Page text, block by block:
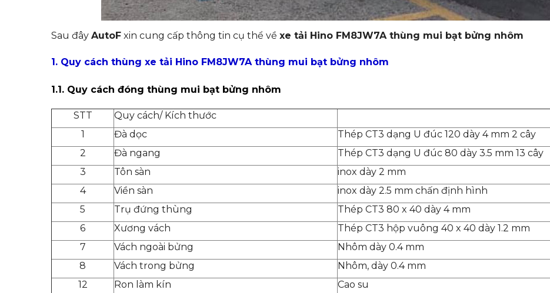
Sau đây AutoF xin cung cấp thông tin cụ thể về xe tải Hino FM8JW7A thùng mui bạt bửng nhôm
1. Quy cách thùng xe tải Hino FM8JW7A thùng mui bạt bửng nhôm
1.1. Quy cách đóng thùng mui bạt bửng nhôm
STT
Quy cách/ Kích thước
1
Đà dọc
Thép CT3 dạng U đúc 120 dày 4 mm 2 cây
2
Đà ngang
Thép CT3 dạng U đúc 80 dày 3.5 mm 13 cây
3
Tôn sàn
inox dày 2 mm
4
Viền sàn
inox dày 2.5 mm chấn định hình
5
Trụ đứng thùng
Thép CT3 80 x 40 dày 4 mm
6
Xương vách
Thép CT3 hộp vuông 40 x 40 dày 1.2 mm
7
Vách ngoài bửng
Nhôm dày 0.4 mm
8
Vách trong bửng
Nhôm, dày 0.4 mm
12
Ron làm kín
Cao su